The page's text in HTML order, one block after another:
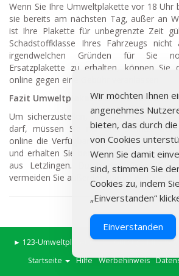
Wenn Sie Ihre Umweltplakette vor 18 Uhr
sie bereits am nächsten Tag, außer an
ist Ihre Plakette für unbegrenzte Zeit
Schadstoffklasse Ihres Fahrzeugs
irgendwelchen Gründen für Sie
Ersatzplakette zu erhalten, können Sie
online gegen eine Gebühr veranlassen.
Fazit Umweltplakette online kaufen
Um sicherzustellen, dass Ihr Fahrzeug
darf, müssen Sie nur drei Schritte
online die Verfügbarkeit, wählen Sie die
und erhalten Sie bereits am nächsten
aus Letzlingen. Durch den Online-
vermeiden Sie außerdem lange
► 123-Umweltplakette.de|Günstige
Startseite
Hilfe Werbehinweis
Wir möchten Ihnen
angenehmes
bieten, das durch
von Cookies
Wenn Sie damit
sind, stimmen Sie
Cookies zu, indem
„Einverstanden“
Einverstanden